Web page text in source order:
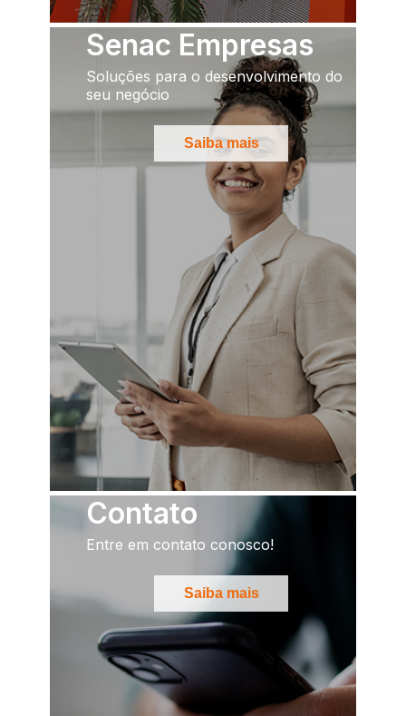
Senac Empresas
Soluções para o desenvolvimento do
seu negócio
Saiba mais
Contato
Entre em contato conosco!
Saiba mais